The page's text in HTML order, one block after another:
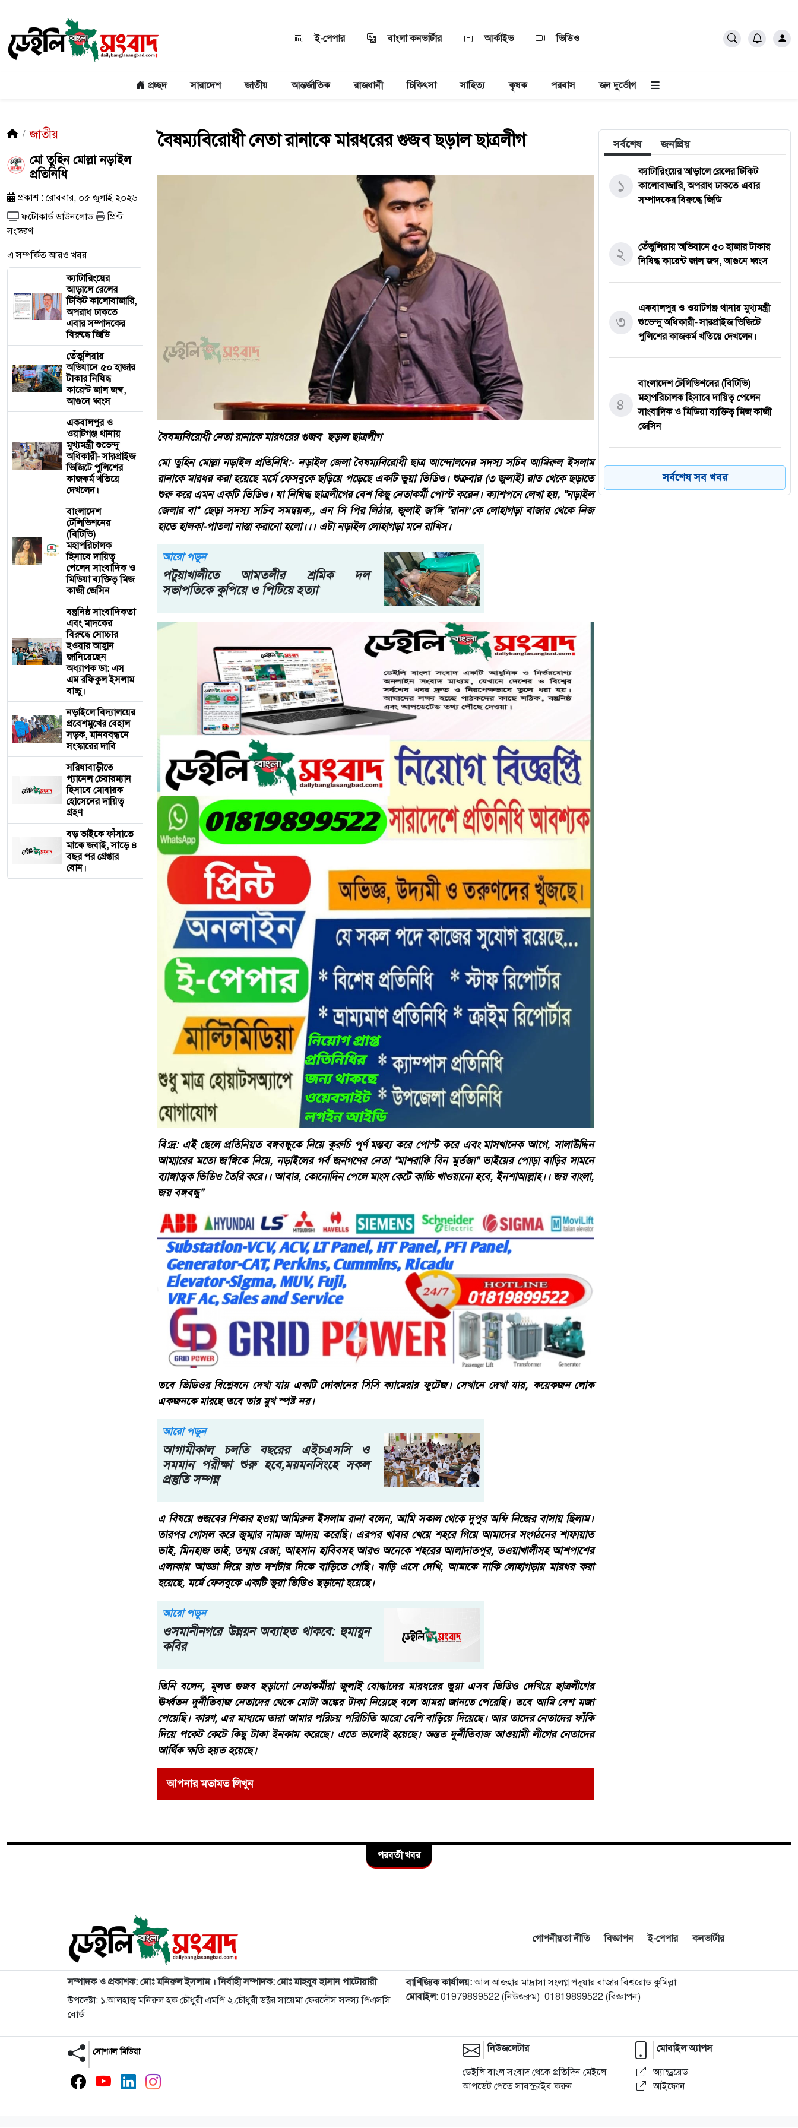
ই-পেপার বাংলা কনভার্টার আর্কাইভ ভিডিও
প্রচ্ছদ সারাদেশ জাতীয় আন্তর্জাতিক রাজধানী চিকিৎসা সাহিত্য কৃষক পরবাস জন দুর্ভোগ
জাতীয়
মো তুহিন মোল্লা নড়াইল
প্রতিনিধি
প্রকাশ : রোববার, ০৫ জুলাই ২০২৬
ফটোকার্ড ডাউনলোড
প্রিন্ট
সংস্করণ
এ সম্পর্কিত আরও খবর
ক্যাটারিংয়ের
আড়ালে রেলের
টিকিট কালোবাজারি,
অপরাধ ঢাকতে
এবার সম্পাদকের
বিরুদ্ধে জিডি
তেঁতুলিয়ায়
অভিযানে ৫০ হাজার
টাকার নিষিদ্ধ
কারেন্ট জাল জব্দ,
আগুনে ধ্বংস
একবালপুর ও
ওয়াটগঞ্জ থানায়
মুখ্যমন্ত্রী শুভেন্দু
অধিকারী- সারপ্রাইজ
ভিজিটে পুলিশের
কাজকর্ম খতিয়ে
দেখলেন।
বাংলাদেশ
টেলিভিশনের
(বিটিভি)
মহাপরিচালক
হিসাবে দায়িত্ব
পেলেন সাংবাদিক ও
মিডিয়া ব্যক্তিত্ব মিজ
কাজী জেসিন
বস্তুনিষ্ঠ সাংবাদিকতা
এবং মাদকের
বিরুদ্ধে সোচ্চার
হওয়ার আহ্বান
জানিয়েছেন
অধ্যাপক ডা: এস
এম রফিকুল ইসলাম
বাচ্চু।
নড়াইলে বিদ্যালয়ের
প্রবেশমুখের বেহাল
সড়ক, মানববন্ধনে
সংস্কারের দাবি
সরিষাবাড়ীতে
প্যানেল চেয়ারম্যান
হিসাবে মোবারক
হোসেনের দায়িত্ব
গ্রহণ
বড় ভাইকে ফাঁসাতে
মাকে জবাই, সাড়ে ৪
বছর পর গ্রেপ্তার
বোন।
বৈষম্যবিরোধী নেতা রানাকে মারধরের গুজব ছড়াল ছাত্রলীগ
বৈষম্যবিরোধী নেতা রানাকে মারধরের গুজব ছড়াল ছাত্রলীগ
মো তুহিন মোল্লা নড়াইল প্রতিনিধি:- নড়াইল জেলা বৈষম্যবিরোধী ছাত্র আন্দোলনের সদস্য সচিব আমিরুল ইসলাম
রানাকে মারধর করা হয়েছে মর্মে ফেসবুকে ছড়িয়ে পড়েছে একটি ভুয়া ভিডিও। শুক্রবার (৩ জুলাই) রাত থেকে ছড়াতে
শুরু করে এমন একটি ভিডিও। যা নিষিদ্ধ ছাত্রলীগের বেশ কিছু নেতাকর্মী পোস্ট করেন। ক্যাশপনে লেখা হয়, "নড়াইল
জেলার বা* ছেড়া সদস্য সচিব সমন্বয়ক,, এন সি পির লিঠার, জুলাই জ'ঙ্গি "রানা”কে লোহাগড়া বাজার থেকে নিজ
হাতে হালকা-পাতলা নাস্তা করানো হলো।।। এটা নড়াইল লোহাগড়া মনে রাখিস।
আরো পড়ুন
পটুয়াখালীতে আমতলীর শ্রমিক দল
সভাপতিকে কুপিয়ে ও পিটিয়ে হত্যা
বি:দ্র: এই ছেলে প্রতিনিয়ত বঙ্গবন্ধুকে নিয়ে কুরুচি পূর্ণ মন্তব্য করে পোস্ট করে এবং মাসখানেক আগে, সালাউদ্দিন
আম্মারের মতো জ'ঙ্গিকে নিয়ে, নড়াইলের গর্ব জনগণের নেতা "মাশরাফি বিন মুর্তজা" ভাইয়ের পোড়া বাড়ির সামনে
ব্যাঙ্গাত্মক ভিডিও তৈরি করে।। আবার, কোনোদিন পেলে মাংস কেটে কাচ্চি খাওয়ানো হবে, ইনশাআল্লাহ।। জয় বাংলা,
জয় বঙ্গবন্ধু"
তবে ভিডিওর বিশ্লেষনে দেখা যায় একটি দোকানের সিসি ক্যামেরার ফুটেজ। সেখানে দেখা যায়, কয়েকজন লোক
একজনকে মারছে তবে তার মুখ স্পষ্ট নয়।
আরো পড়ুন
আগামীকাল চলতি বছরের এইচএসসি ও
সমমান পরীক্ষা শুরু হবে,ময়মনসিংহে সকল
প্রস্তুতি সম্পন্ন
এ বিষয়ে গুজবের শিকার হওয়া আমিরুল ইসলাম রানা বলেন, আমি সকাল থেকে দুপুর অব্দি নিজের বাসায় ছিলাম।
তারপর গোসল করে জুম্মার নামাজ আদায় করেছি। এরপর খাবার খেয়ে শহরে গিয়ে আমাদের সংগঠনের শাফায়াত
ভাই, মিনহাজ ভাই, তন্ময় রেজা, আহসান হাবিবসহ আরও অনেকে শহরের আলাদাতপুর, ভওয়াখালীসহ আশপাশের
এলাকায় আড্ডা দিয়ে রাত দশটার দিকে বাড়িতে গেছি। বাড়ি এসে দেখি, আমাকে নাকি লোহাগড়ায় মারধর করা
হয়েছে, মর্মে ফেসবুকে একটি ভুয়া ভিডিও ছড়ানো হয়েছে।
আরো পড়ুন
ওসমানীনগরে উন্নয়ন অব্যাহত থাকবে: হুমায়ুন
কবির
তিনি বলেন, মূলত গুজব ছড়ানো নেতাকর্মীরা জুলাই যোদ্ধাদের মারধরের ভুয়া এসব ভিডিও দেখিয়ে ছাত্রলীগের
ঊর্ধ্বতন দুর্নীতিবাজ নেতাদের থেকে মোটা অঙ্কের টাকা নিয়েছে বলে আমরা জানতে পেরেছি। তবে আমি বেশ মজা
পেয়েছি। কারণ, এর মাধ্যমে তারা আমার পরিচয় পরিচিতি আরো বেশি বাড়িয়ে দিয়েছে। আর তাদের নেতাদের ফাঁকি
দিয়ে পকেট কেটে কিছু টাকা ইনকাম করেছে। এতে ভালোই হয়েছে। অন্তত দুর্নীতিবাজ আওয়ামী লীগের নেতাদের
আর্থিক ক্ষতি হয়ত হয়েছে।
আপনার মতামত লিখুন
সর্বশেষ জনপ্রিয়
১
ক্যাটারিংয়ের আড়ালে রেলের টিকিট
কালোবাজারি, অপরাধ ঢাকতে এবার
সম্পাদকের বিরুদ্ধে জিডি
২
তেঁতুলিয়ায় অভিযানে ৫০ হাজার টাকার
নিষিদ্ধ কারেন্ট জাল জব্দ, আগুনে ধ্বংস
৩
একবালপুর ও ওয়াটগঞ্জ থানায় মুখ্যমন্ত্রী
শুভেন্দু অধিকারী- সারপ্রাইজ ভিজিটে
পুলিশের কাজকর্ম খতিয়ে দেখলেন।
৪
বাংলাদেশ টেলিভিশনের (বিটিভি)
মহাপরিচালক হিসাবে দায়িত্ব পেলেন
সাংবাদিক ও মিডিয়া ব্যক্তিত্ব মিজ কাজী
জেসিন
৫
বস্তুনিষ্ঠ সাংবাদিকতা এবং মাদকের
বিরুদ্ধে সোচ্চার হওয়ার আহ্বান
সর্বশেষ সব খবর
পরবর্তী খবর
গোপনীয়তা নীতি বিজ্ঞাপন ই-পেপার কনভার্টার
সম্পাদক ও প্রকাশক: মোঃ মনিরুল ইসলাম । নির্বাহী সম্পাদক: মোঃ মাহবুব হাসান পাটোয়ারী
উপদেষ্টা: ১.আলহাজ্ব মনিরুল হক চৌধুরী এমপি ২.চৌধুরী ডক্টর সায়েমা ফেরদৌস সদস্য পিএসসি
বোর্ড
বাণিজ্যিক কার্যালয়:আল আজহার মাদ্রাসা সংলগ্ন পদুয়ার বাজার বিশ্বরোড কুমিল্লা
মোবাইল:01979899522 (নিউজরুম) 01819899522 (বিজ্ঞাপন)
সোশ্যাল মিডিয়া
নিউজলেটার
ডেইলি বাংল সংবাদ থেকে প্রতিদিন মেইলে
আপডেট পেতে সাবস্ক্রাইব করুন।
মোবাইল অ্যাপস
অ্যান্ড্রয়েড
আইফোন